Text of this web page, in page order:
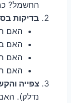
החשמל?
בדיקות
האם
האם
האם
האם
צפייה
נדלק).